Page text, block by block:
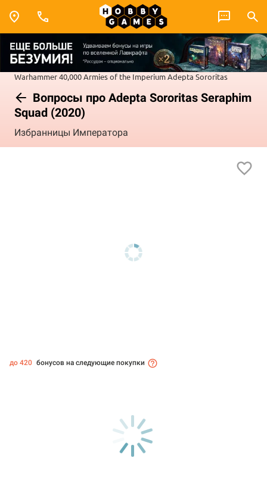
Warhammer 40,000Armies of the ImperiumAdepta Sororitas
Вопросы про Adepta Sororitas Seraphim
Squad (2020)
Избранницы Императора
до 420 бонусов на следующие покупки